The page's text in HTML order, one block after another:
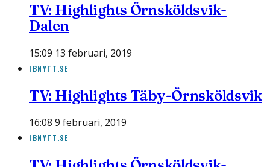
TV: Highlights Örnsköldsvik-
Dalen
15:09 13 februari, 2019
IBNYTT.SE
TV: Highlights Täby-Örnsköldsvik
16:08 9 februari, 2019
IBNYTT.SE